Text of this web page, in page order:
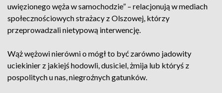
uwięzionego węża w samochodzie” – relacjonują w mediach
społecznościowych strażacy z Olszowej, którzy
przeprowadzali nietypową interwencję.
Wąż wężowi nierówni o mógł to być zarówno jadowity
uciekinier z jakiejś hodowli, dusiciel, żmija lub któryś z
pospolitych u nas, niegroźnych gatunków.